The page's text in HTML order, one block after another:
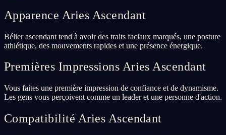
Apparence Aries Ascendant
Bélier ascendant tend à avoir des traits faciaux marqués, une posture
athlétique, des mouvements rapides et une présence énergique.
Premières Impressions Aries Ascendant
Vous faites une première impression de confiance et de dynamisme.
Les gens vous perçoivent comme un leader et une personne d'action.
Compatibilité Aries Ascendant